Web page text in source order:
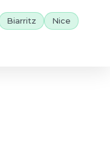
Biarritz
Nice